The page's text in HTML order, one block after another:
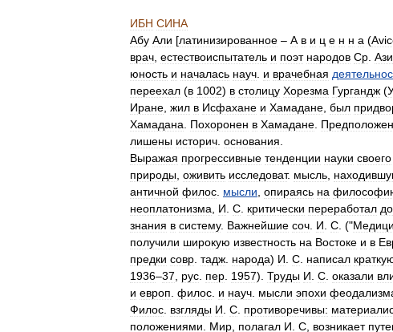
ИБН СИНА
Абу Али [латинизированное – А в и ц е н н а (
врач естествоиспытатель и поэт народов Ср
юность и началась науч и врачебная
переехал (в 1002) в столицу Хорезма Гургандж (
Иране жил в Исфахане и Хамадане был
Хамадана
Похоронен в Хамадане
лишены историч основания
Выражая прогрессивные тенденции науки своего
природы оживить исследоват. мысль
античной филос мысли опираясь на
неоплатонизма
И С критически переработал
знания в систему. Важнейшие соч И С . ("
получили широкую известность на Востоке и в
предки совр тадж народа) И С написал
1936–37 рус пер 1957). Труды И С оказали
и европ филос и науч мысли эпохи
Филос взгляды И С противоречивы:
положениями
Мир полагал И С возникает